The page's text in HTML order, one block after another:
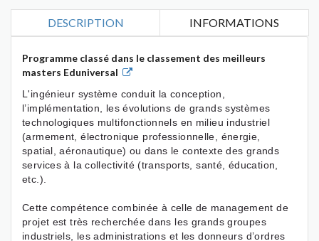
DESCRIPTION INFORMATIONS
Programme classé dans le classement des meilleurs
masters Eduniversal
L'ingénieur système conduit la conception,
l’implémentation, les évolutions de grands systèmes
technologiques multifonctionnels en milieu industriel
(armement, électronique professionnelle, énergie,
spatial, aéronautique) ou dans le contexte des grands
services à la collectivité (transports, santé, éducation,
etc.).
Cette compétence combinée à celle de management de
projet est très recherchée dans les grands groupes
industriels, les administrations et les donneurs d’ordres